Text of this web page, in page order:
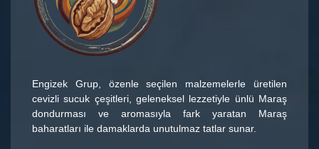
Engizek Grup, özenle seçilen malzemelerle üretilen
cevizli sucuk çeşitleri, geleneksel lezzetiyle ünlü Maraş
dondurması ve aromasıyla fark yaratan Maraş
baharatları ile damaklarda unutulmaz tatlar sunar.